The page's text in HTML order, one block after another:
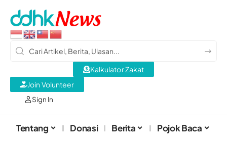
Sign In
Kalkulator Zakat
Join Volunteer
Tentang Donasi Berita Pojok Baca